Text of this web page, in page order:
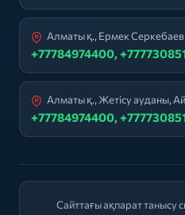
Алматы қ., Ермек
+77784974400,
Алматы қ., Жетісу ауданы,
+77784974400,
Сайттағы ақпарат танысу